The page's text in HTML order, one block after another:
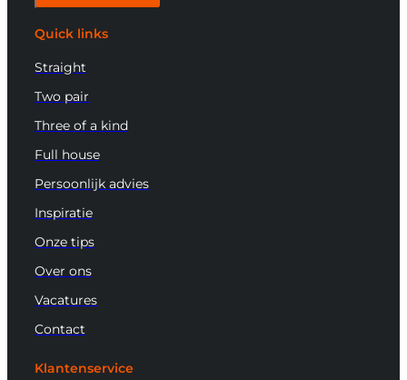
Quick links
Straight
Two pair
Three of a kind
Full house
Persoonlijk advies
Inspiratie
Onze tips
Over ons
Vacatures
Contact
Klantenservice